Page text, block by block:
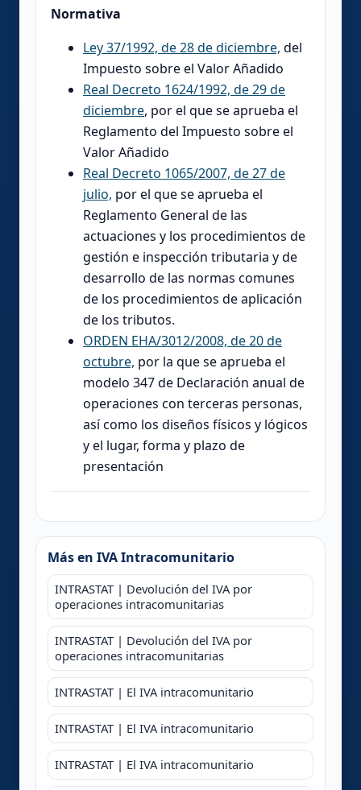
Normativa
Ley 37/1992, de 28 de diciembre, del
Impuesto sobre el Valor Añadido
Real Decreto 1624/1992, de 29 de
diciembre, por el que se aprueba el
Reglamento del Impuesto sobre el
Valor Añadido
Real Decreto 1065/2007, de 27 de
julio, por el que se aprueba el
Reglamento General de las
actuaciones y los procedimientos de
gestión e inspección tributaria y de
desarrollo de las normas comunes
de los procedimientos de aplicación
de los tributos.
ORDEN EHA/3012/2008, de 20 de
octubre, por la que se aprueba el
modelo 347 de Declaración anual de
operaciones con terceras personas,
así como los diseños físicos y lógicos
y el lugar, forma y plazo de
presentación
Más en IVA Intracomunitario
INTRASTAT | Devolución del IVA por
operaciones intracomunitarias
INTRASTAT | Devolución del IVA por
operaciones intracomunitarias
INTRASTAT | El IVA intracomunitario
INTRASTAT | El IVA intracomunitario
INTRASTAT | El IVA intracomunitario